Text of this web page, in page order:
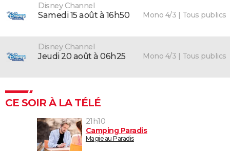
Disney Channel
samedi 15 août à 16h50 Mono 4/3 | Tous publics
Disney Channel
jeudi 20 août à 06h25 Mono 4/3 | Tous publics
CE SOIR À LA TÉLÉ
21h10
Camping Paradis
Magie au Paradis